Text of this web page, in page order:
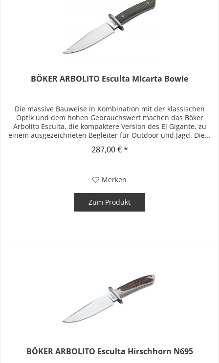
BÖKER ARBOLITO Esculta Micarta Bowie
Die massive Bauweise in Kombination mit der klassischen
Optik und dem hohen Gebrauchswert machen das Böker
Arbolito Esculta, die kompaktere Version des El Gigante, zu
einem ausgezeichneten Begleiter für Outdoor und Jagd. Die...
287,00 € *
Merken
Zum Produkt
BÖKER ARBOLITO Esculta Hirschhorn N695